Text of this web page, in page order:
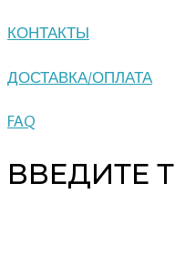
КОНТАКТЫ
ДОСТАВКА/ОПЛАТА
FAQ
ВВЕДИТЕ